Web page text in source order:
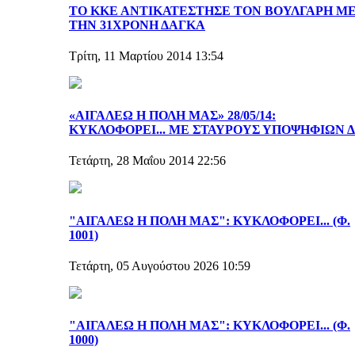
ΤΟ ΚΚΕ ΑΝΤΙΚΑΤΕΣΤΗΣΕ ΤΟΝ ΒΟΥΛΓΑΡΗ
ΤΗΝ 31ΧΡΟΝΗ ΔΑΓΚΑ
Τρίτη, 11 Μαρτίου 2014 13:54
«ΑΙΓΑΛΕΩ Η ΠΟΛΗ ΜΑΣ» 28/05/14:
ΚΥΚΛΟΦΟΡΕΙ... ΜΕ ΣΤΑΥΡΟΥΣ ΥΠΟΨΗΦΙΩΝ
Τετάρτη, 28 Μαΐου 2014 22:56
"ΑΙΓΑΛΕΩ Η ΠΟΛΗ ΜΑΣ": ΚΥΚΛΟΦΟΡΕΙ... (Φ.
1001)
Τετάρτη, 05 Αυγούστου 2026 10:59
"ΑΙΓΑΛΕΩ Η ΠΟΛΗ ΜΑΣ": ΚΥΚΛΟΦΟΡΕΙ... (Φ.
1000)